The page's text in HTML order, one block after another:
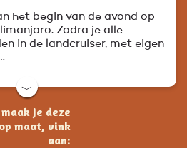
het begin van de avond op
Zodra je alle
in de landcruiser, met eigen
﹀
je deze
maat, vink
aan: